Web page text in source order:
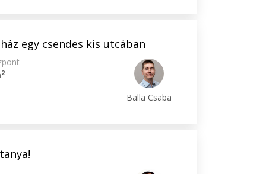
egy csendes kis utcában
2
Balla Csaba